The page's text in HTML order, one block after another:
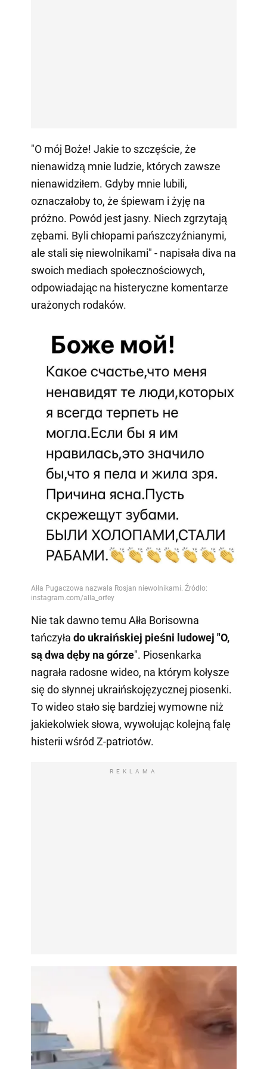
"O mój Boże! Jakie to szczęście, że
nienawidzą mnie ludzie, których zawsze
nienawidziłem. Gdyby mnie lubili,
oznaczałoby to, że śpiewam i żyję na
próżno. Powód jest jasny. Niech zgrzytają
zębami. Byli chłopami pańszczyźnianymi,
ale stali się niewolnikami" - napisała diva na
swoich mediach społecznościowych,
odpowiadając na histeryczne komentarze
urażonych rodaków.
Nie tak dawno temu Ałła Borisowna
tańczyła do ukraińskiej pieśni ludowej "O,
są dwa dęby na górze". Piosenkarka
nagrała radosne wideo, na którym kołysze
się do słynnej ukraińskojęzycznej piosenki.
To wideo stało się bardziej wymowne niż
jakiekolwiek słowa, wywołując kolejną falę
histerii wśród Z-patriotów.
REKLAMA